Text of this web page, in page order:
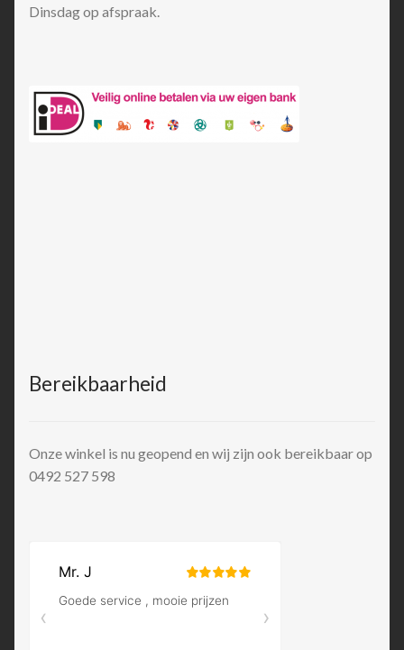
Dinsdag op afspraak.
Bereikbaarheid
Onze winkel is nu geopend en wij zijn ook bereikbaar op
0492 527 598